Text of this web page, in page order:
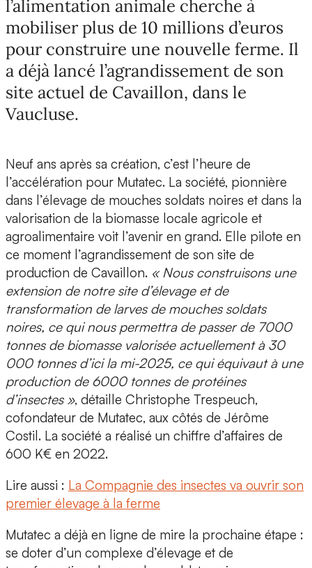
l’alimentation animale cherche à
mobiliser plus de 10 millions d’euros
pour construire une nouvelle ferme. Il
a déjà lancé l’agrandissement de son
site actuel de Cavaillon, dans le
Vaucluse.
Neuf ans après sa création, c’est l’heure de
l’accélération pour Mutatec. La société, pionnière
dans l’élevage de mouches soldats noires et dans la
valorisation de la biomasse locale agricole et
agroalimentaire voit l’avenir en grand. Elle pilote en
ce moment l’agrandissement de son site de
production de Cavaillon. « Nous construisons une
extension de notre site d’élevage et de
transformation de larves de mouches soldats
noires, ce qui nous permettra de passer de 7000
tonnes de biomasse valorisée actuellement à 30
000 tonnes d’ici la mi-2025, ce qui équivaut à une
production de 6000 tonnes de protéines
d’insectes », détaille Christophe Trespeuch,
cofondateur de Mutatec, aux côtés de Jérôme
Costil. La société a réalisé un chiffre d’affaires de
600 K€ en 2022.
Lire aussi : La Compagnie des insectes va ouvrir son
premier élevage à la ferme
Mutatec a déjà en ligne de mire la prochaine étape :
se doter d’un complexe d’élevage et de